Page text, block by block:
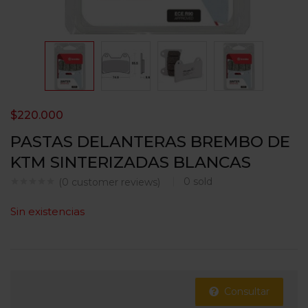
PASTAS DELANTERAS BREMBO DE
KTM SINTERIZADAS BLANCAS
(0 customer reviews) 0 sold
$220.000
Sin existencias
Consultar